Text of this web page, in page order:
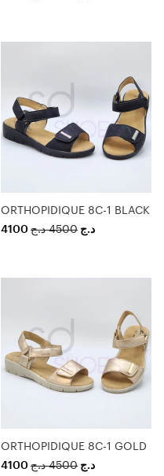
ORTHOPIDIQUE 8C-1 BLACK
4100
د.ج 4500 د.ج
ORTHOPIDIQUE 8C-1 GOLD
4100
د.ج 4500 د.ج